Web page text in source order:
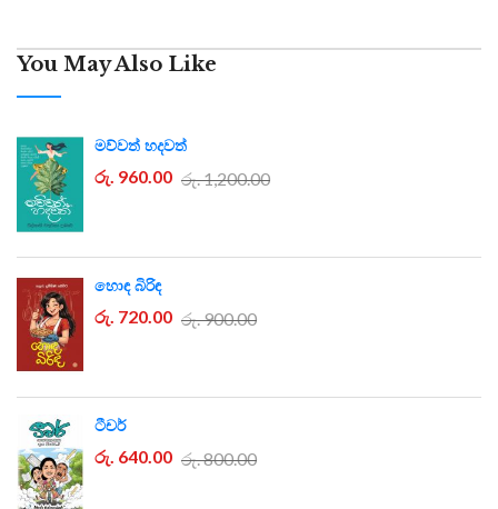
You May Also Like
මව්වත් හදවත්
රු. 960.00 රු. 1,200.00
හොඳ බිරිඳ
රු. 720.00 රු. 900.00
ටීචර්
රු. 640.00 රු. 800.00